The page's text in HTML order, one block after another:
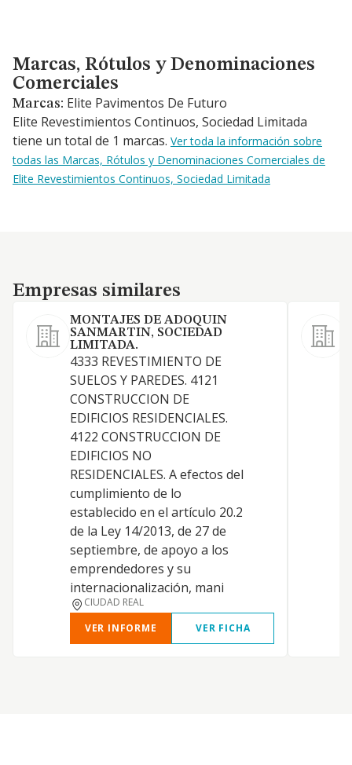
Marcas, Rótulos y Denominaciones Comerciales
Marcas, Rótulos y Denominaciones
Comerciales
Marcas: Elite Pavimentos De Futuro
Elite Revestimientos Continuos, Sociedad Limitada
tiene un total de 1 marcas. Ver toda la información sobre
todas las Marcas, Rótulos y Denominaciones Comerciales de
Elite Revestimientos Continuos, Sociedad Limitada
Empresas similares
Empresas similares
MONTAJES DE ADOQUIN
SANMARTIN, SOCIEDAD
LIMITADA.
4333 REVESTIMIENTO DE
SUELOS Y PAREDES. 4121
CONSTRUCCION DE
EDIFICIOS RESIDENCIALES.
4122 CONSTRUCCION DE
EDIFICIOS NO
RESIDENCIALES. A efectos del
cumplimiento de lo
establecido en el artículo 20.2
de la Ley 14/2013, de 27 de
septiembre, de apoyo a los
emprendedores y su
internacionalización, mani
CIUDAD REAL
VER INFORME
VER FICHA